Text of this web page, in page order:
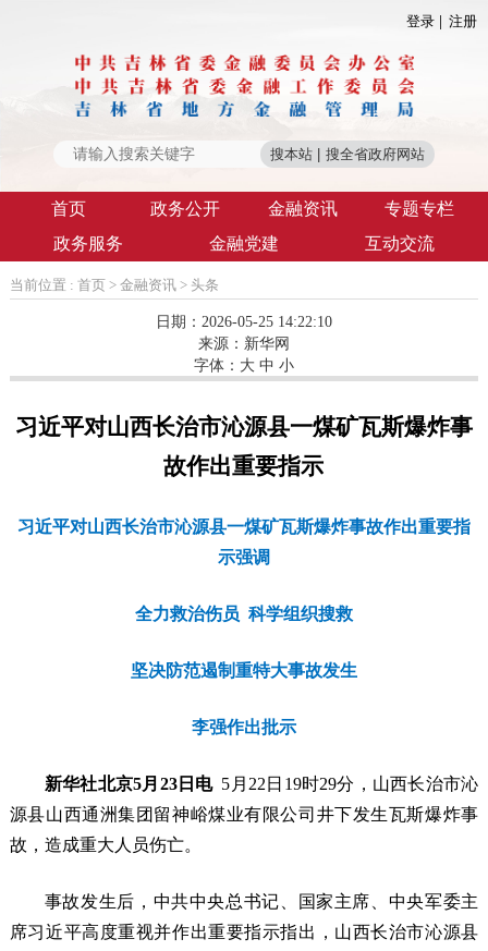
登录 注册
首页 政务公开 金融资讯
专题专栏
政务服务
金融党建 互动交流
当前位置 : 首页 > 金融资讯> 头条
日期：2026-05-25 14:22:10
来源： 新华网
字体： 大 中 小
习近平对山西长治市沁源县一煤矿瓦斯爆炸事
故作出重要指示
习近平对山西长治市沁源县一煤矿瓦斯爆炸事故作出重要指
示强调
全力救治伤员 科学组织搜救
坚决防范遏制重特大事故发生
李强作出批示
新华社北京5月23日电5月22日19时29分，山西长治市沁
源县山西通洲集团留神峪煤业有限公司井下发生瓦斯爆炸事
故，造成重大人员伤亡。
事故发生后，中共中央总书记、国家主席、中央军委主
席习近平高度重视并作出重要指示指出，山西长治市沁源县